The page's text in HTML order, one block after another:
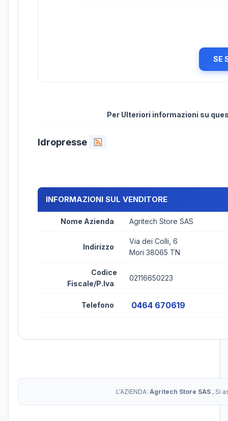
SE
Per Ulteriori informazioni su
Idropresse
INFORMAZIONI SUL VENDITORE
Nome Azienda Agritech Store SAS
Indirizzo
Via dei Colli, 6
Mori 38065 TN
Codice
Fiscale/P.Iva
02116650223
Telefono 0464 670619
L'AZIENDA: Agritech Store SAS , Si